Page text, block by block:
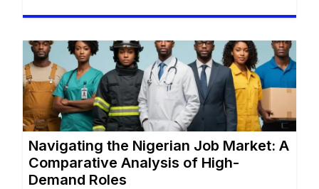
are no longer the sole avenues to financial
stability. As macroeconomic shifts demand
resilience and adaptability, certain practical,
high-demand skills are emerging as the fastest
routes to steady employment. You […]
Navigating the Nigerian Job Market: A
Comparative Analysis of High-
Demand Roles